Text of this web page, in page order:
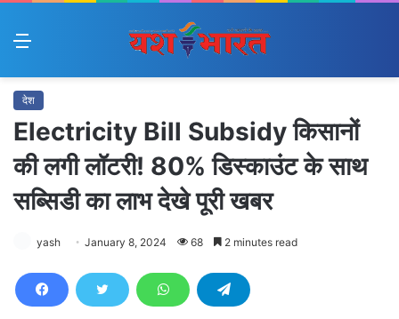
Menu
देश
Electricity Bill Subsidy किसानों
की लगी लॉटरी! 80% डिस्काउंट के साथ
सब्सिडी का लाभ देखे पूरी खबर
yash January 8, 2024 68 2 minutes read